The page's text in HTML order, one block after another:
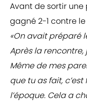
Avant de sortir une
gagné 2-1 contre le
«On avait préparé
Après la rencontre,
Même de mes
que tu as fait, c’est
l’époque. Cela a